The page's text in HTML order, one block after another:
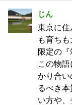
じん
東京に
も育ち
限定の
この物
かり合い
るべき
い方や